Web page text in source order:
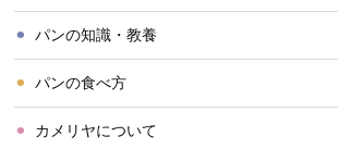
⚫︎ パンの知識・教養
⚫︎ パンの食べ方
⚫︎ カメリヤについて